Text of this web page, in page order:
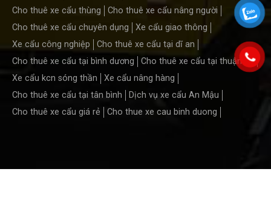
Cho thuê xe cẩu thùng
Cho thuê xe cẩu nâng người
Cho thuê xe cẩu chuyên dụng
Xe cẩu giao thông
Xe cẩu công nghiệp
Cho thuê xe cẩu tại dĩ an
Cho thuê xe cẩu tại bình dương
Cho thuê xe cẩu tại thuận an
Xe cẩu kcn sóng thần
Xe cẩu nâng hàng
Cho thuê xe cẩu tại tân bình
Dịch vụ xe cẩu An Mậu
Cho thuê xe cẩu giá rẻ
Cho thue xe cau binh duong